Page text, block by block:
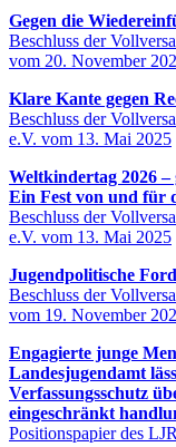
Gegen die
Beschluss der
vom 20. November
Klare Kante gegen
Beschluss der
e.V. vom 13. Mai 2025
Weltkindertag 2026 –
Ein Fest von und für
Beschluss der
e.V. vom 13. Mai 2025
Jugendpolitische
Beschluss der
vom 19. November
Engagierte junge
Landesjugendamt
Verfassungsschutz
eingeschränkt
Positionspapier des